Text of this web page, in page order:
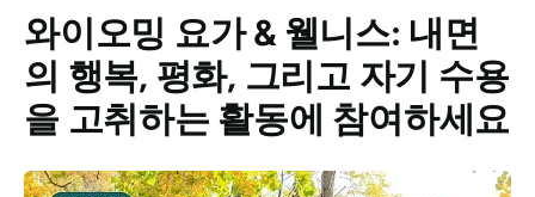
와이오밍 요가 & 웰니스: 내면
의 행복, 평화, 그리고 자기 수용
을 고취하는 활동에 참여하세요